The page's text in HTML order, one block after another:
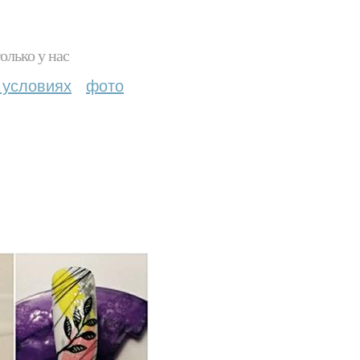
у нас
фото